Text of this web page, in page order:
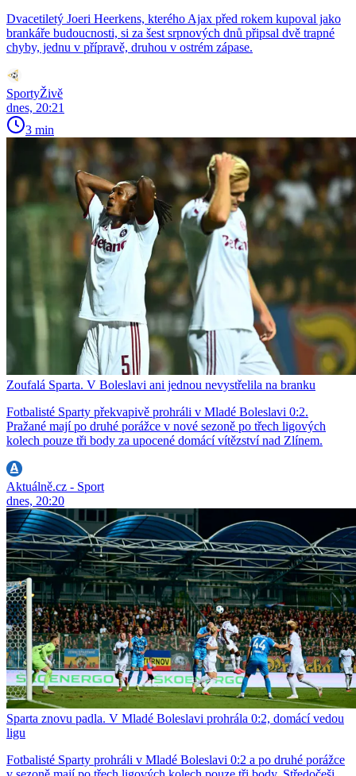
Dvacetiletý Joeri Heerkens, kterého Ajax před rokem kupoval jako
brankáře budoucnosti, si za šest srpnových dnů připsal dvě trapné
chyby, jednu v přípravě, druhou v ostrém zápase.
SportyŽivě
dnes, 20:21
3 min
Zoufalá Sparta. V Boleslavi ani jednou nevystřelila na branku
Fotbalisté Sparty překvapivě prohráli v Mladé Boleslavi 0:2.
Pražané mají po druhé porážce v nové sezoně po třech ligových
kolech pouze tři body za upocené domácí vítězství nad Zlínem.
Aktuálně.cz - Sport
dnes, 20:20
Sparta znovu padla. V Mladé Boleslavi prohrála 0:2, domácí vedou
ligu
Fotbalisté Sparty prohráli v Mladé Boleslavi 0:2 a po druhé porážce